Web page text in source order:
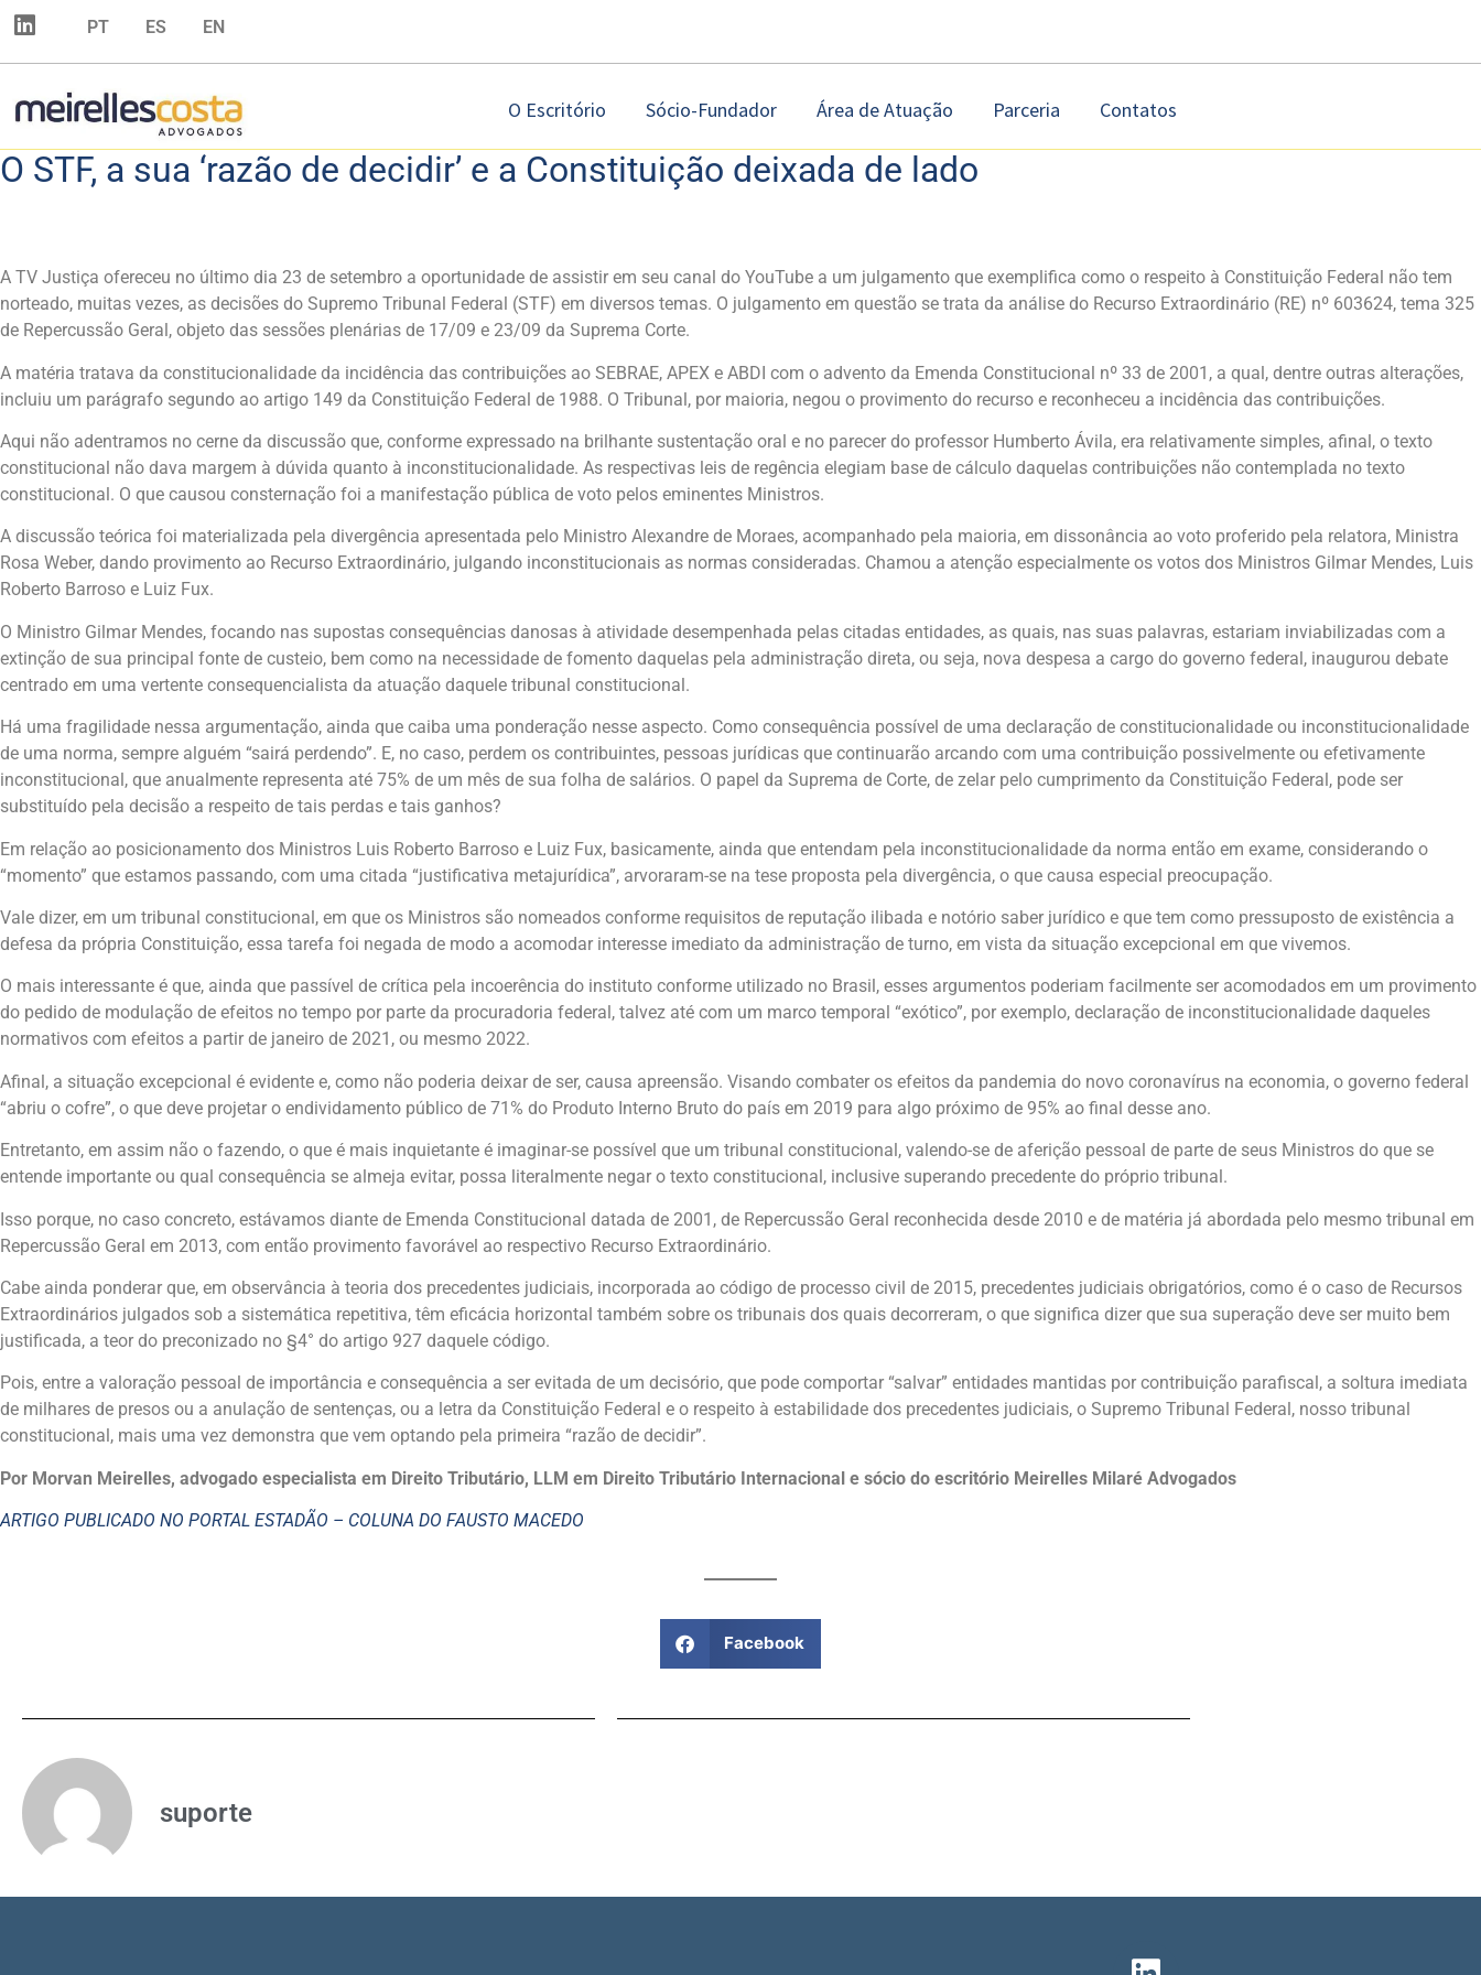
PT ES EN
O Escritório Sócio-Fundador Área de Atuação Parceria Contatos
O STF, a sua ‘razão de decidir’ e a Constituição deixada de lado
A TV Justiça ofereceu no último dia 23 de setembro a oportunidade de assistir em seu canal do YouTube a um julgamento que exemplifica como o respeito à Constituição Federal não tem
norteado, muitas vezes, as decisões do Supremo Tribunal Federal (STF) em diversos temas. O julgamento em questão se trata da análise do Recurso Extraordinário (RE) nº 603624, tema 325
de Repercussão Geral, objeto das sessões plenárias de 17/09 e 23/09 da Suprema Corte.
A matéria tratava da constitucionalidade da incidência das contribuições ao SEBRAE, APEX e ABDI com o advento da Emenda Constitucional nº 33 de 2001, a qual, dentre outras alterações,
incluiu um parágrafo segundo ao artigo 149 da Constituição Federal de 1988. O Tribunal, por maioria, negou o provimento do recurso e reconheceu a incidência das contribuições.
Aqui não adentramos no cerne da discussão que, conforme expressado na brilhante sustentação oral e no parecer do professor Humberto Ávila, era relativamente simples, afinal, o texto
constitucional não dava margem à dúvida quanto à inconstitucionalidade. As respectivas leis de regência elegiam base de cálculo daquelas contribuições não contemplada no texto
constitucional. O que causou consternação foi a manifestação pública de voto pelos eminentes Ministros.
A discussão teórica foi materializada pela divergência apresentada pelo Ministro Alexandre de Moraes, acompanhado pela maioria, em dissonância ao voto proferido pela relatora, Ministra
Rosa Weber, dando provimento ao Recurso Extraordinário, julgando inconstitucionais as normas consideradas. Chamou a atenção especialmente os votos dos Ministros Gilmar Mendes, Luis
Roberto Barroso e Luiz Fux.
O Ministro Gilmar Mendes, focando nas supostas consequências danosas à atividade desempenhada pelas citadas entidades, as quais, nas suas palavras, estariam inviabilizadas com a
extinção de sua principal fonte de custeio, bem como na necessidade de fomento daquelas pela administração direta, ou seja, nova despesa a cargo do governo federal, inaugurou debate
centrado em uma vertente consequencialista da atuação daquele tribunal constitucional.
Há uma fragilidade nessa argumentação, ainda que caiba uma ponderação nesse aspecto. Como consequência possível de uma declaração de constitucionalidade ou inconstitucionalidade
de uma norma, sempre alguém “sairá perdendo”. E, no caso, perdem os contribuintes, pessoas jurídicas que continuarão arcando com uma contribuição possivelmente ou efetivamente
inconstitucional, que anualmente representa até 75% de um mês de sua folha de salários. O papel da Suprema de Corte, de zelar pelo cumprimento da Constituição Federal, pode ser
substituído pela decisão a respeito de tais perdas e tais ganhos?
Em relação ao posicionamento dos Ministros Luis Roberto Barroso e Luiz Fux, basicamente, ainda que entendam pela inconstitucionalidade da norma então em exame, considerando o
“momento” que estamos passando, com uma citada “justificativa metajurídica”, arvoraram-se na tese proposta pela divergência, o que causa especial preocupação.
Vale dizer, em um tribunal constitucional, em que os Ministros são nomeados conforme requisitos de reputação ilibada e notório saber jurídico e que tem como pressuposto de existência a
defesa da própria Constituição, essa tarefa foi negada de modo a acomodar interesse imediato da administração de turno, em vista da situação excepcional em que vivemos.
O mais interessante é que, ainda que passível de crítica pela incoerência do instituto conforme utilizado no Brasil, esses argumentos poderiam facilmente ser acomodados em um provimento
do pedido de modulação de efeitos no tempo por parte da procuradoria federal, talvez até com um marco temporal “exótico”, por exemplo, declaração de inconstitucionalidade daqueles
normativos com efeitos a partir de janeiro de 2021, ou mesmo 2022.
Afinal, a situação excepcional é evidente e, como não poderia deixar de ser, causa apreensão. Visando combater os efeitos da pandemia do novo coronavírus na economia, o governo federal
“abriu o cofre”, o que deve projetar o endividamento público de 71% do Produto Interno Bruto do país em 2019 para algo próximo de 95% ao final desse ano.
Entretanto, em assim não o fazendo, o que é mais inquietante é imaginar-se possível que um tribunal constitucional, valendo-se de aferição pessoal de parte de seus Ministros do que se
entende importante ou qual consequência se almeja evitar, possa literalmente negar o texto constitucional, inclusive superando precedente do próprio tribunal.
Isso porque, no caso concreto, estávamos diante de Emenda Constitucional datada de 2001, de Repercussão Geral reconhecida desde 2010 e de matéria já abordada pelo mesmo tribunal em
Repercussão Geral em 2013, com então provimento favorável ao respectivo Recurso Extraordinário.
Cabe ainda ponderar que, em observância à teoria dos precedentes judiciais, incorporada ao código de processo civil de 2015, precedentes judiciais obrigatórios, como é o caso de Recursos
Extraordinários julgados sob a sistemática repetitiva, têm eficácia horizontal também sobre os tribunais dos quais decorreram, o que significa dizer que sua superação deve ser muito bem
justificada, a teor do preconizado no §4° do artigo 927 daquele código.
Pois, entre a valoração pessoal de importância e consequência a ser evitada de um decisório, que pode comportar “salvar” entidades mantidas por contribuição parafiscal, a soltura imediata
de milhares de presos ou a anulação de sentenças, ou a letra da Constituição Federal e o respeito à estabilidade dos precedentes judiciais, o Supremo Tribunal Federal, nosso tribunal
constitucional, mais uma vez demonstra que vem optando pela primeira “razão de decidir”.
Por Morvan Meirelles, advogado especialista em Direito Tributário, LLM em Direito Tributário Internacional e sócio do escritório Meirelles Milaré Advogados
ARTIGO PUBLICADO NO PORTAL ESTADÃO – COLUNA DO FAUSTO MACEDO
Facebook
suporte